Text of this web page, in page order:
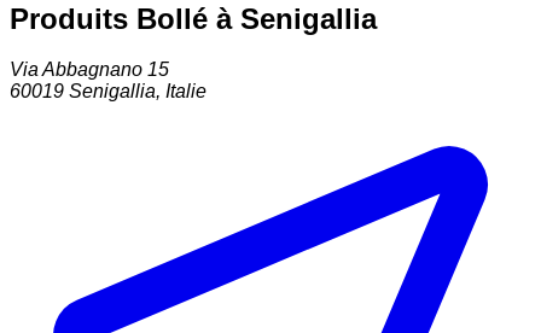
Produits Bollé à Senigallia
Via Abbagnano 15
60019 Senigallia, Italie